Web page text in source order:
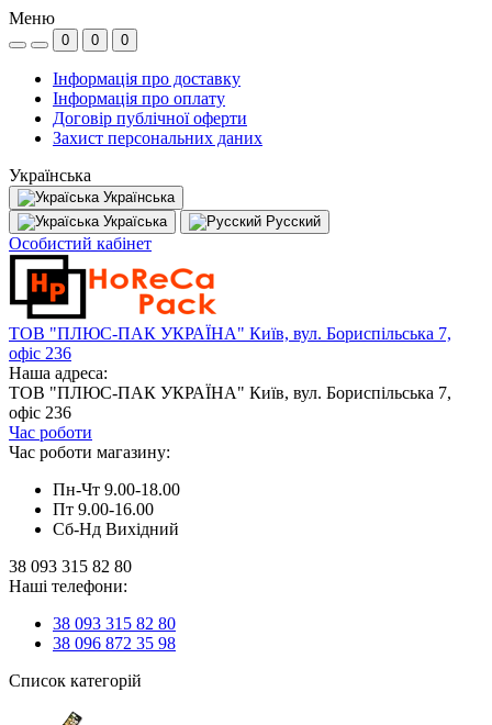
Меню
0 0 0
Інформація про доставку
Інформація про оплату
Договір публічної оферти
Захист персональних даних
Українська
Українська
Україська
Русский
Особистий кабінет
ТОВ "ПЛЮС-ПАК УКРАЇНА" Київ, вул. Бориспільська 7,
офіс 236
Наша адреса:
ТОВ "ПЛЮС-ПАК УКРАЇНА" Київ, вул. Бориспільська 7,
офіс 236
Час роботи
Час роботи магазину:
Пн-Чт 9.00-18.00
Пт 9.00-16.00
Сб-Нд Вихідний
38 093 315 82 80
Наші телефони:
38 093 315 82 80
38 096 872 35 98
Список категорій